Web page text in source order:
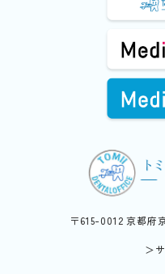
〒615-0012 京都府
＞